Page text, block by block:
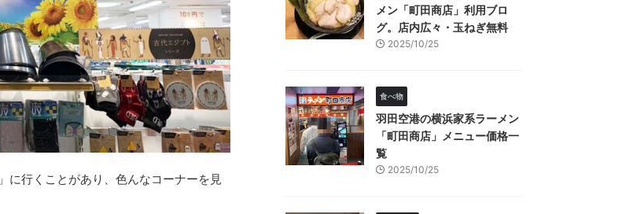
行くことがあり、色んなコーナーを見
メン「町田商店」利用ブロ
グ。店内広々・玉ねぎ無料
2025/10/25
食べ物
羽田空港の横浜家系ラーメン
「町田商店」メニュー価格一
覧
2025/10/25